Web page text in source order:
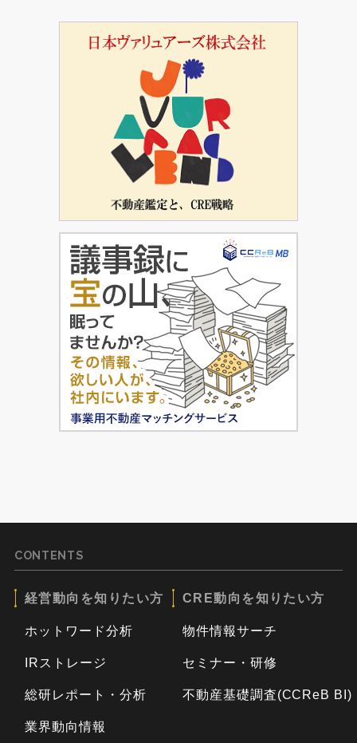
CONTENTS
経営動向を知りたい方
ホットワード分析
IRストレージ
総研レポート・分析
業界動向情報
CRE動向を知りたい方
物件情報サーチ
セミナー・研修
不動産基礎調査(CCReB BI)